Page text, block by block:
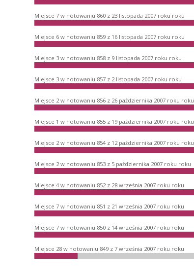
Miejsce 7 w notowaniu 860 z 23 listopada 2007 roku roku
Miejsce 6 w notowaniu 859 z 16 listopada 2007 roku roku
Miejsce 3 w notowaniu 858 z 9 listopada 2007 roku roku
Miejsce 3 w notowaniu 857 z 2 listopada 2007 roku roku
Miejsce 2 w notowaniu 856 z 26 października 2007 roku roku
Miejsce 1 w notowaniu 855 z 19 października 2007 roku roku
Miejsce 2 w notowaniu 854 z 12 października 2007 roku roku
Miejsce 2 w notowaniu 853 z 5 października 2007 roku roku
Miejsce 4 w notowaniu 852 z 28 września 2007 roku roku
Miejsce 7 w notowaniu 851 z 21 września 2007 roku roku
Miejsce 7 w notowaniu 850 z 14 września 2007 roku roku
Miejsce 28 w notowaniu 849 z 7 września 2007 roku roku